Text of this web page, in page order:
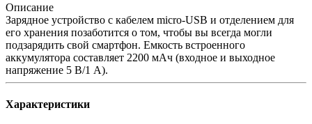
Описание
Зарядное устройство с кабелем micro-USB и отделением для
его хранения позаботится о том, чтобы вы всегда могли
подзарядить свой смартфон. Емкость встроенного
аккумулятора составляет 2200 мАч (входное и выходное
напряжение 5 В/1 А).
Характеристики